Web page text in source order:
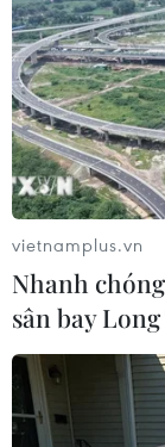
#ADB
#Cách
#Chăm sức
#Mã định danh
Theo dõi
TIN LIÊN
vietnamplus.vn
Nhanh
sân bay